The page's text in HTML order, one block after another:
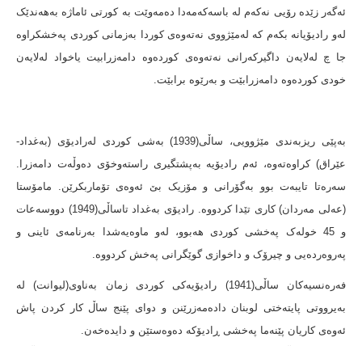
ئەگەر زێدە رۆیی نەکەم لە باسەکەمەدا دەمەوێت بە کورتی ئاماژە بەهەندێک
لەو رادیۆیانە بکەم کە لەمێژووی نەتەوەی کوردا بەزمانی کوردی پەخشکراوە
جا چ لەلایەن داگیرکەرانی نەتەوەی کوردەوە دامەزرابیت یاخواد لەلایەن
خودی کوردەوە دامەزرابێت و بەرێوە برابێت.
بەپێی ریزبەندی مێژوویی، ساڵی(1939) بەشی کوردی لەرادیۆی (بەغداد-
عێراق) کراوەتەوە، ئەم رادیۆیە بەپشتگیری راستەوخۆی دەوڵەت دامەزرا.
سەرەتا تایبەت بوو بەگۆرانی و مۆزیک بێ ئەوەی تۆماربکرێن. مامۆستا
(عەلی مەردان) کاری تێدا کردووە. رادیۆی بەغداد تاساڵی(1949) دووسەعات
و 45 خولەک پەخشی کوردی هەبوو، لەو ماوەیەشدا بەرنامەی ئاینی و
پەروەردەیی و چیرۆک و داخوازی گوێگرانی پەخش کردووە.
فەرەنسیەکان ساڵی(1941) رادیۆیەکی کوردی زمان بەناوی(لیوانت) لە
بەیرووتی پایتەختی لوبنان دادەمەزرێنن و دوای پێنج ساڵ کار کردن پاش
ئەوەی کاریان پێنەما پەخشی ڕادیۆکە دەوەستێن و دایدەخەن.